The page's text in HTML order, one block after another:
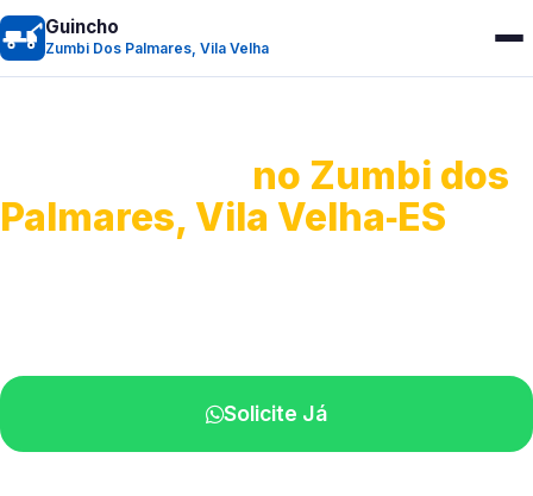
Guincho
Zumbi Dos Palmares, Vila Velha
no Zumbi dos
Palmares, Vila Velha‑ES
Solicite Já